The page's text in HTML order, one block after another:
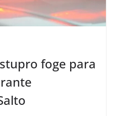
foge para